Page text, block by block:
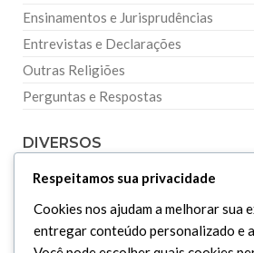
Ensinamentos e Jurisprudências
Entrevistas e Declarações
Outras Religiões
Perguntas e Respostas
DIVERSOS
Dicionário Islâmico
Downloads
Respeitamos sua privacidade
Cookies nos ajudam a melhorar sua
entregar conteúdo personalizado e